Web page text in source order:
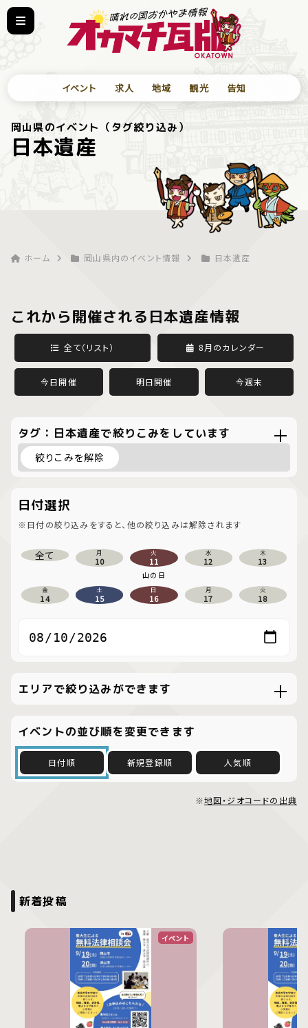
イベント 求人 地域 観光 告知
岡山県のイベント（タグ絞り込み）
日本遺産
ホーム 岡山県内のイベント情報 日本遺産
これから開催される日本遺産情報
全て（リスト） 8月のカレンダー
今日開催 明日開催 今週末
タグ：日本遺産で絞りこみをしています
絞りこみを解除
日付選択
※日付の絞り込みをすると、他の絞り込みは解除されます
全て 月
10
火
11
山の日
水
12
木
13
金
14
土
15
日
16
月
17
火
18
エリアで絞り込みができます
イベントの並び順を変更できます
日付順 新規登録順 人気順
※地図・ジオコードの出典
新着投稿
イベント